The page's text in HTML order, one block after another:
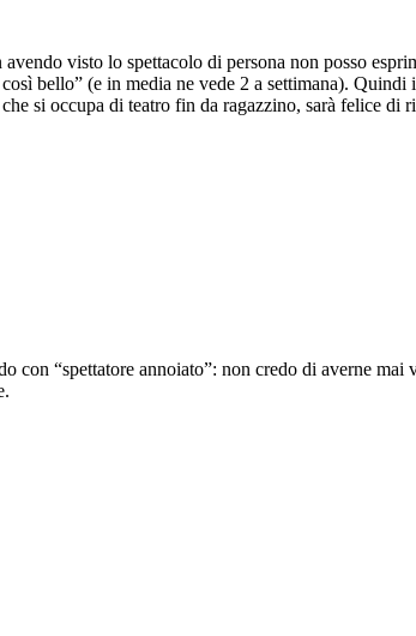
visto lo spettacolo di persona non posso
bello” (e in media ne vede 2 a settimana).
si occupa di teatro fin da ragazzino, sarà felice di
con “spettatore annoiato”: non credo di averne mai